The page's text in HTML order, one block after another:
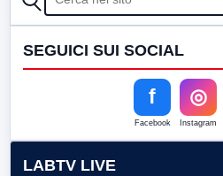
SEGUICI SUI SOCIAL
f
Facebook
◎
Instagram
LABTV LIVE